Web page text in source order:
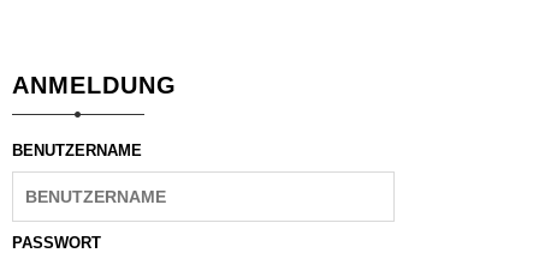
ANMELDUNG
BENUTZERNAME
PASSWORT